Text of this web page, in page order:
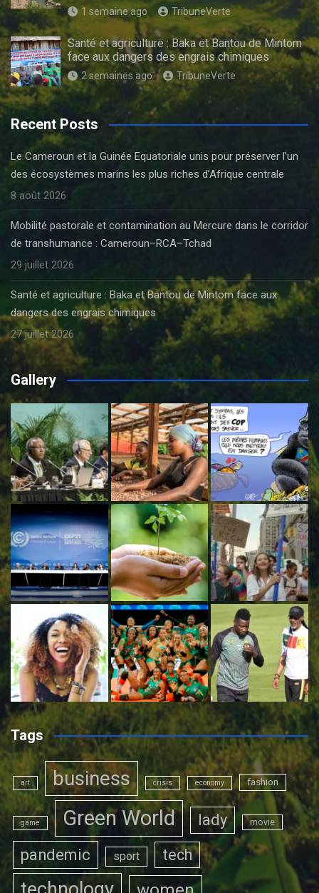
1 semaine ago TribuneVerte
Santé et agriculture : Baka et Bantou de Mintom
face aux dangers des engrais chimiques
2 semaines ago TribuneVerte
Recent Posts
Le Cameroun et la Guinée Equatoriale unis pour préserver l’un
des écosystèmes marins les plus riches d’Afrique centrale
8 août 2026
Mobilité pastorale et contamination au Mercure dans le corridor
de transhumance : Cameroun–RCA–Tchad
29 juillet 2026
Santé et agriculture : Baka et Bantou de Mintom face aux
dangers des engrais chimiques
27 juillet 2026
Gallery
Tags
art business crisis economy fashion
game Green World lady movie
pandemic sport tech